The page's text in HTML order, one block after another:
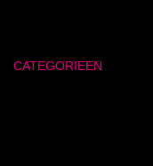
CATEGORIEEN